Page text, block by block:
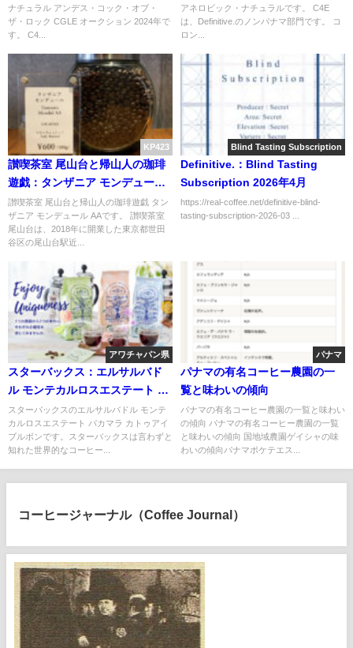
CGLE オークション 2024年
ナチュラル アンデス・コック・オブ・
ザ・ロック CGLE オークション 2024年で
す。 C4...
アネロビック・ナチュラルです。 C4E
は、Definitive.のノンパナマ部門です。 コ
ロン...
KP423
讃喫茶室 尾山台と帰山人の珈琲
遊戯：タンザニア モンデュール
AA
讃喫茶室 尾山台と帰山人の珈琲遊戯 タン
ザニア モンデュール AAです。 讃喫茶室
尾山台は、2018年に開業した東京都世田
谷区の尾山台駅近...
Blind Tasting Subscription
Definitive.：Blind Tasting
Subscription 2026年4月
https://real-coffee.net/definitive-blind-
tasting-subscription-2026-03 ...
アワチャパン県
スターバックス：エルサルバド
ル モンテカルロスエステート パ
カマラ カトゥアイ ブルボン
スターバックスのエルサルバドル モンテ
カルロスエステート パカマラ カトゥアイ
ブルボンです。スターバックスは言わずと
知れた世界的なコーヒー...
パナマ
パナマの有名コーヒー農園の一
覧と味わいの傾向
パナマの有名コーヒー農園の一覧と味わい
の傾向 パナマの有名コーヒー農園の一覧
と味わいの傾向 国地域農園ゲイシャの味
わいの傾向パナマボケテエス...
コーヒージャーナル（Coffee Journal）